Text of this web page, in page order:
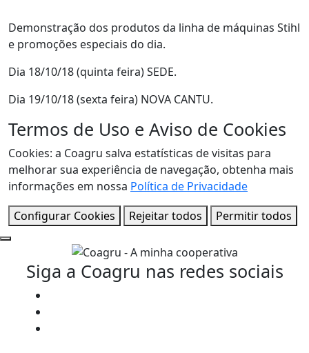
Demonstração dos produtos da linha de máquinas Stihl
e promoções especiais do dia.
Dia 18/10/18 (quinta feira) SEDE.
Dia 19/10/18 (sexta feira) NOVA CANTU.
Termos de Uso e Aviso de Cookies
Cookies: a Coagru salva estatísticas de visitas para
melhorar sua experiência de navegação, obtenha mais
informações em nossa Política de Privacidade
Configurar Cookies
Rejeitar todos Permitir todos
Siga a Coagru nas redes sociais